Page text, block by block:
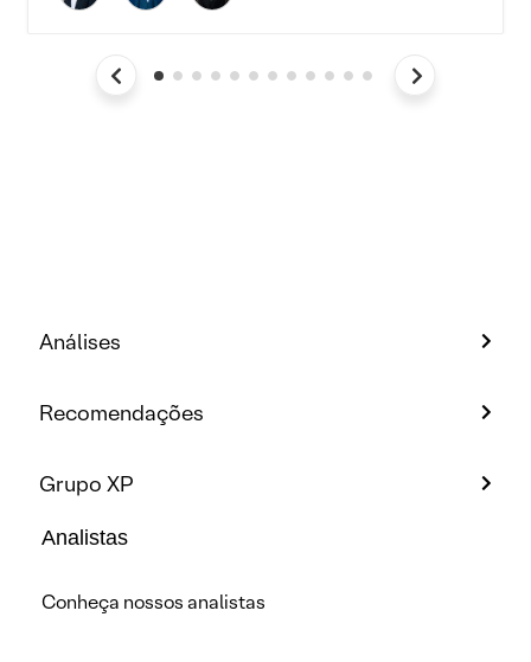
Análises
Recomendações
Grupo XP
Analistas
Conheça nossos analistas